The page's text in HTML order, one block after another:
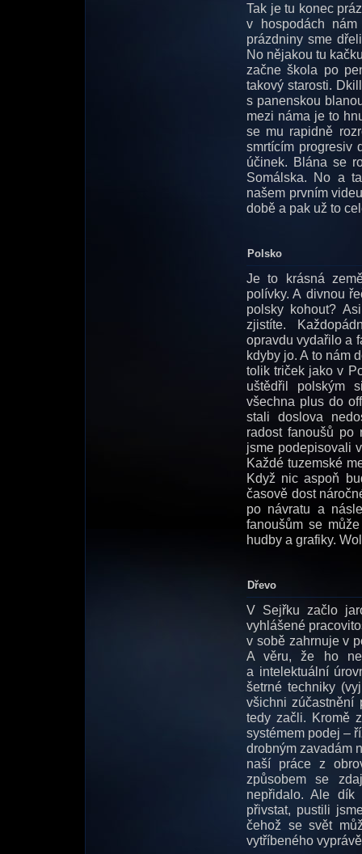
Tak je tu konec
v hospodách
prázdniny sme
No nějakou tu
začne škola po
takový starosti.
s panenskou
mezi náma je to
se mu rapidně
smrtícím progresiv
účinek. Blána se
Somálska. No a
našem prvním
době a pak už to
Polsko
Je to krásná
polívky. A divnou
polsky kohout?
zjistíte.
opravdu vydařilo a
kdyby jo. A to nám
tolik triček jako v
uštědřil polským
všechna plus do
stali doslova
radost fanoušů po
jsme podepisovali
Každé tuzemské
Když nic aspoň
časově dost
po návratu a
fanoušům se
hudby a grafiky.
Dřevo
V Sejřku začlo
vyhlášené
v sobě zahrnuje v
A věru, že ho
a intelektuální
šetrné techniky
všichni zúčastnění
tedy začli. Kromě
systémem podej –
drobným zavadám
naší práce z
způsobem se
nepřidalo. Ale dík
přivstat, pustili
čehož se svět
vytříbeného